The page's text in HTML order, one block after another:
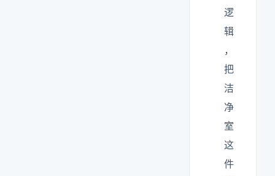
逻
辑
，
把
洁
净
室
这
件